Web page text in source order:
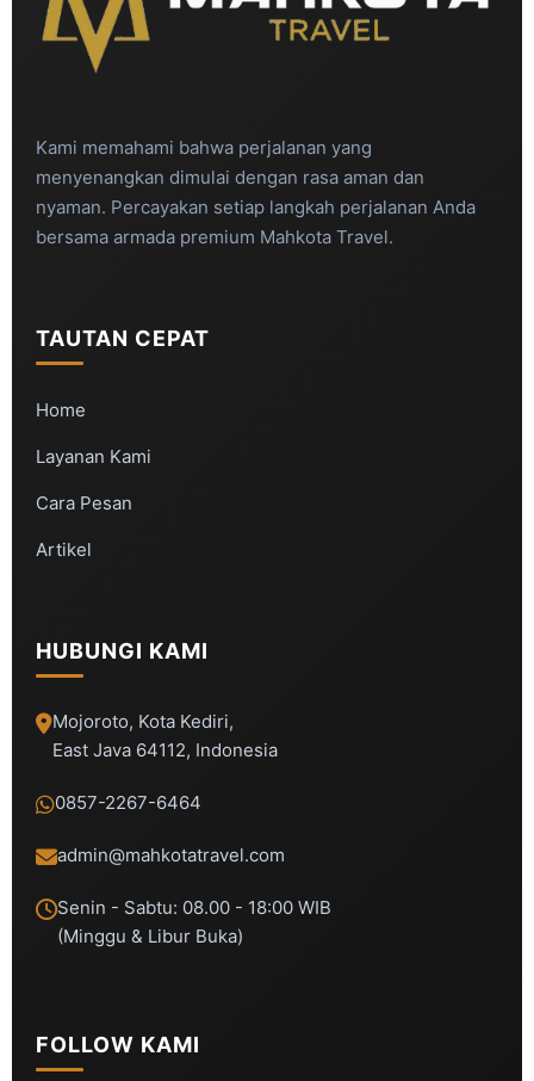
Kami memahami bahwa perjalanan yang
menyenangkan dimulai dengan rasa aman dan
nyaman. Percayakan setiap langkah perjalanan Anda
bersama armada premium Mahkota Travel.
TAUTAN CEPAT
Home
Layanan Kami
Cara Pesan
Artikel
HUBUNGI KAMI
Mojoroto, Kota Kediri,
East Java 64112, Indonesia
0857-2267-6464
admin@mahkotatravel.com
Senin - Sabtu: 08.00 - 18:00 WIB
(Minggu & Libur Buka)
FOLLOW KAMI